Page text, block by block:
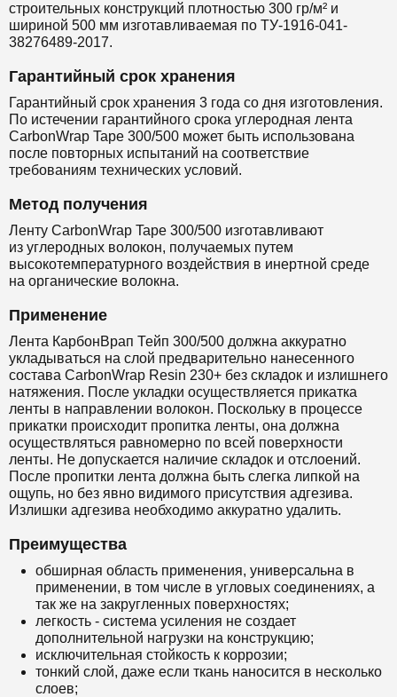
строительных конструкций плотностью 300 гр/м² и
шириной 500 мм изготавливаемая по ТУ-1916-041-
38276489-2017.
Гарантийный срок хранения
Гарантийный срок хранения 3 года со дня изготовления.
По истечении гарантийного срока углеродная лента
CarbonWrap Tape 300/500 может быть использована
после повторных испытаний на соответствие
требованиям технических условий.
Метод получения
Ленту CarbonWrap Tape 300/500 изготавливают
из углеродных волокон, получаемых путем
высокотемпературного воздействия в инертной среде
на органические волокна.
Применение
Лента КарбонВрап Тейп 300/500 должна аккуратно
укладываться на слой предварительно нанесенного
состава CarbonWrap Resin 230+ без складок и излишнего
натяжения. После укладки осуществляется прикатка
ленты в направлении волокон. Поскольку в процессе
прикатки происходит пропитка ленты, она должна
осуществляться равномерно по всей поверхности
ленты. Не допускается наличие складок и отслоений.
После пропитки лента должна быть слегка липкой на
ощупь, но без явно видимого присутствия адгезива.
Излишки адгезива необходимо аккуратно удалить.
Преимущества
обширная область применения, универсальна в
применении, в том числе в угловых соединениях, а
так же на закругленных поверхностях;
легкость - система усиления не создает
дополнительной нагрузки на конструкцию;
исключительная стойкость к коррозии;
тонкий слой, даже если ткань наносится в несколько
слоев;